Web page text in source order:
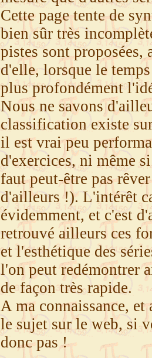
Cette page tente de
bien sûr très
pistes sont proposées,
d'elle, lorsque le
plus profondément
Nous ne savons
classification existe
il est vrai peu
d'exercices, ni même
faut peut-être pas
d'ailleurs !). L'intérêt
évidemment, et c'est
retrouvé ailleurs ces
et l'esthétique des
l'on peut redémontrer
de façon très rapide.
A ma connaissance,
le sujet sur le web, si
donc pas !